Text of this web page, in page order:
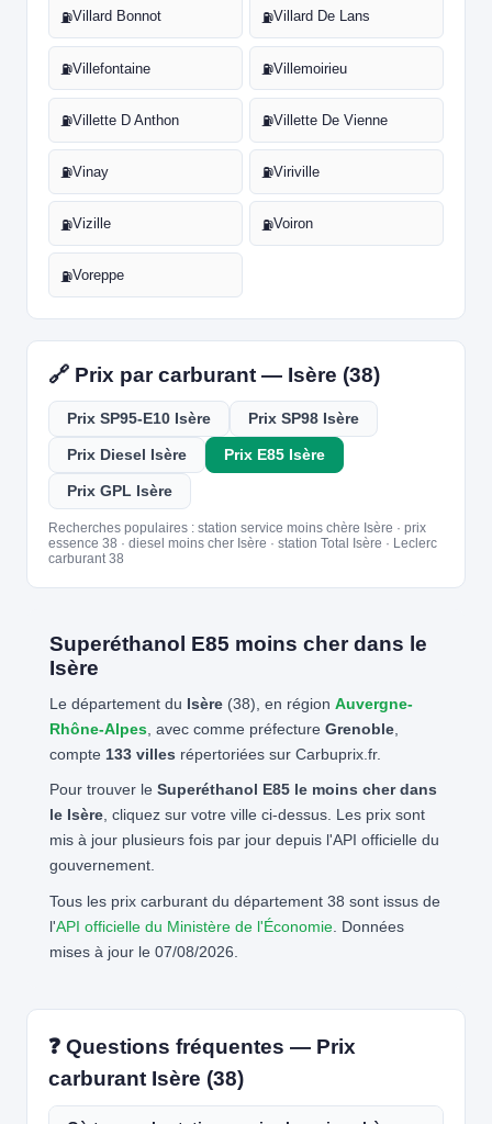
⛽Villard Bonnot ⛽Villard De Lans
⛽Villefontaine ⛽Villemoirieu
⛽Villette D Anthon ⛽Villette De Vienne
⛽Vinay ⛽Viriville
⛽Vizille ⛽Voiron
⛽Voreppe
🔗 Prix par carburant — Isère (38)
Prix SP95-E10 Isère Prix SP98 Isère
Prix Diesel Isère Prix E85 Isère
Prix GPL Isère
Recherches populaires : station service moins chère Isère · prix
essence 38 · diesel moins cher Isère · station Total Isère · Leclerc
carburant 38
Superéthanol E85 moins cher dans le
Isère
Le département du Isère(38), en région Auvergne-
Rhône-Alpes, avec comme préfecture Grenoble,
compte 133 villes répertoriées sur Carbuprix.fr.
Pour trouver le Superéthanol E85 le moins cher dans
le Isère, cliquez sur votre ville ci-dessus. Les prix sont
mis à jour plusieurs fois par jour depuis l'API officielle du
gouvernement.
Tous les prix carburant du département 38 sont issus de
l'API officielle du Ministère de l'Économie. Données
mises à jour le 07/08/2026.
❓ Questions fréquentes — Prix
carburant Isère (38)